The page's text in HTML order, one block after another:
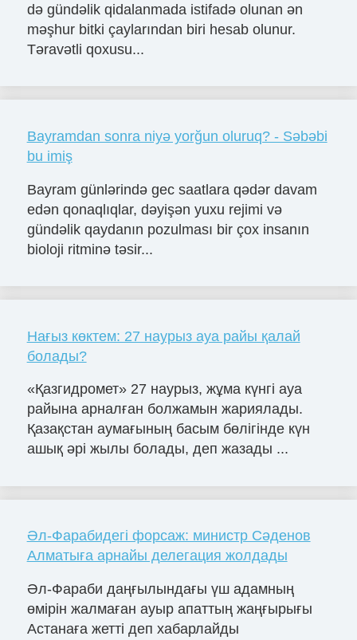
də gündəlik qidalanmada istifadə olunan ən
məşhur bitki çaylarından biri hesab olunur.
Təravətli qoxusu...
Bayramdan sonra niyə yorğun oluruq? - Səbəbi
bu imiş
Bayram günlərində gec saatlara qədər davam
edən qonaqlıqlar, dəyişən yuxu rejimi və
gündəlik qaydanın pozulması bir çox insanın
bioloji ritminə təsir...
Нағыз көктем: 27 наурыз ауа райы қалай
болады?
«Қазгидромет» 27 наурыз, жұма күнгі ауа
райына арналған болжамын жариялады.
Қазақстан аумағының басым бөлігінде күн
ашық әрі жылы болады, деп жазады ...
Әл-Фарабидегі форсаж: министр Сәденов
Алматыға арнайы делегация жолдады
Әл-Фараби даңғылындағы үш адамның
өмірін жалмаған ауыр апаттың жаңғырығы
Астанаға жетті деп хабарлайды